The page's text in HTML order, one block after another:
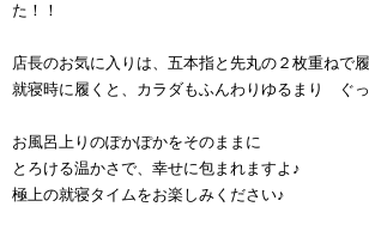
た！！
店長のお気に入りは、五本指と先丸の２枚重ねで
就寝時に履くと、カラダもふんわりゆるまり ぐっ
お風呂上りのぽかぽかをそのままに
とろける温かさで、幸せに包まれますよ♪
極上の就寝タイムをお楽しみください♪